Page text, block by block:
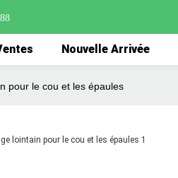
Nouvelle Arrivée
pour le cou et les épaules